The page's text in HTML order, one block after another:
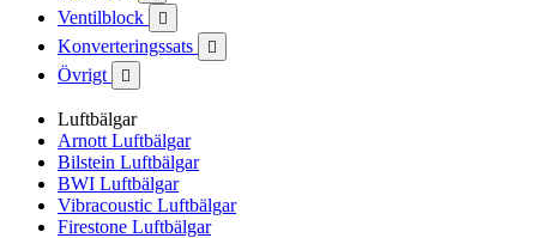
Ventilblock 
Konverteringssats 
Övrigt 
Luftbälgar
Arnott Luftbälgar
Bilstein Luftbälgar
BWI Luftbälgar
Vibracoustic Luftbälgar
Firestone Luftbälgar